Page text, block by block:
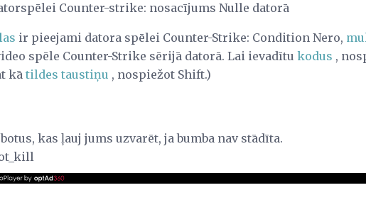
Counter-strike: nosacījums Nulle datorā
ir pieejami datora spēlei Counter-Strike: Condition Nero,
spēle Counter-Strike sērijā datorā. Lai ievadītu kodus ,
kātildes taustiņu , nospiežot Shift.)
kas ļauj jums uzvarēt, ja bumba nav stādīta.